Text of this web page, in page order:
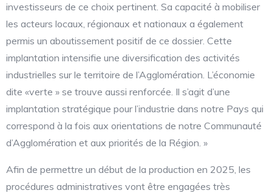
investisseurs de ce choix pertinent. Sa capacité à mobiliser
les acteurs locaux, régionaux et nationaux a également
permis un aboutissement positif de ce dossier. Cette
implantation intensifie une diversification des activités
industrielles sur le territoire de l’Agglomération. L’économie
dite «verte » se trouve aussi renforcée. Il s’agit d’une
implantation stratégique pour l’industrie dans notre Pays qui
correspond à la fois aux orientations de notre Communauté
d’Agglomération et aux priorités de la Région. »
Afin de permettre un début de la production en 2025, les
procédures administratives vont être engagées très